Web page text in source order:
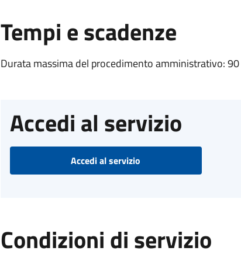
Tempi e scadenze
Durata massima del procedimento amministrativo:
Accedi al servizio
Accedi al servizio
Condizioni di servizio